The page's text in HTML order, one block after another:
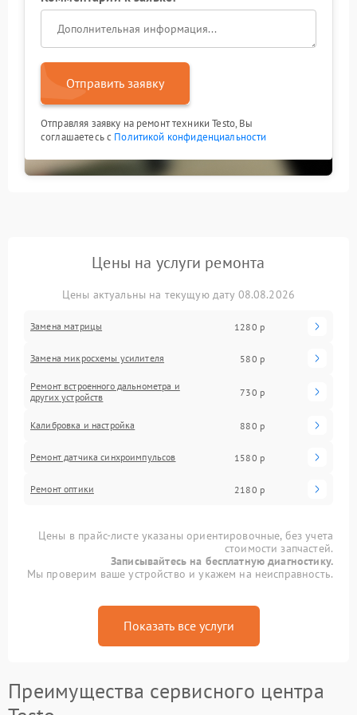
Отправить заявку
Отправляя заявку на ремонт техники Testo, Вы
соглашаетесь с Политикой конфиденциальности
Цены на услуги ремонта
Цены актуальны на текущую дату 08.08.2026
Замена матрицы 1280 р
Замена микросхемы усилителя 580 р
Ремонт встроенного дальнометра и
других устройств
730 р
Калибровка и настройка 880 р
Ремонт датчика синхроимпульсов 1580 р
Ремонт оптики 2180 р
Цены в прайс-листе указаны ориентировочные, без учета
стоимости запчастей.
Записывайтесь на бесплатную диагностику.
Мы проверим ваше устройство и укажем на неисправность.
Показать все услуги
Преимущества сервисного центра